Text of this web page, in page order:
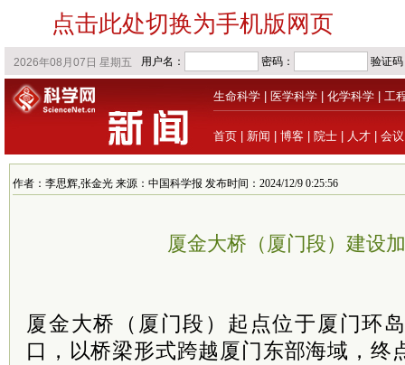
点击此处切换为手机版网页
生命科学 医学科学 化学科学 工
首页 新闻 博客 院士 人才 会议
作者：李思辉,张金光 来源：中国科学报 发布时间：2024/12/9 0:25:56
厦金大桥（厦门段）建设
厦金大桥（厦门段）起点位于厦门环
口，以桥梁形式跨越厦门东部海域，终